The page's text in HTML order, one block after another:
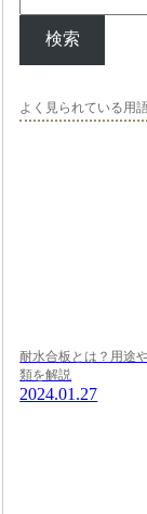
検索
よく見られている用
耐水合板とは？用途
類を解説
2024.01.27